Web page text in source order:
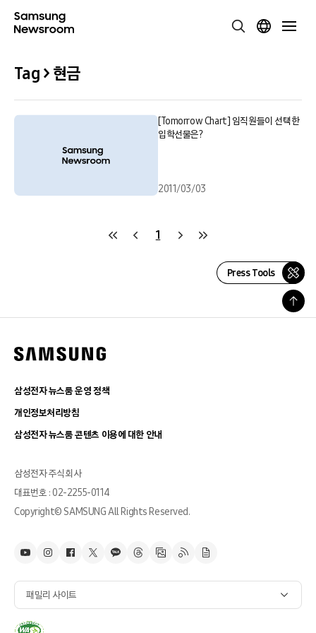
Tag > 현금
[Tomorrow Chart] 임직원들이 선택한
입학선물은?
2011/03/03
1
Press Tools
삼성전자 뉴스룸 운영 정책
개인정보처리방침
삼성전자 뉴스룸 콘텐츠 이용에 대한 안내
삼성전자 주식회사
대표번호 : 02-2255-0114
Copyright© SAMSUNG All Rights Reserved.
패밀리 사이트